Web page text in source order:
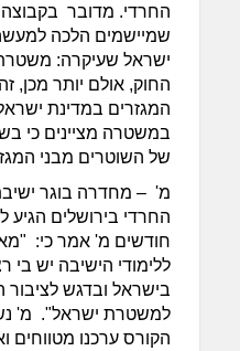
החרדי. מדובר
שמיישמים הלכה
ישראל שעיקרה:
החוק, אולם יותר מכן,
המגזרים במדינת
במשטרה מציינים כי
של השוטרים מבני
מ' – מחדרה בוגר
החרדי בירושלים
חודשים מ' אמר כי:
ללימודי הישיבה יש בי
בישראל ובדגש
הקורס ערכנו מטווחים